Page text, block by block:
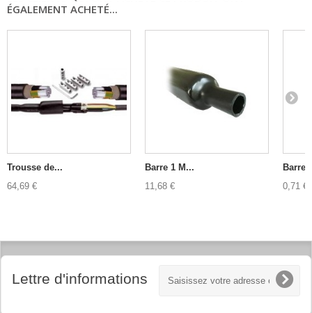
ÉGALEMENT ACHETÉ...
Trousse de...
64,69 €
Barre 1 M...
11,68 €
Barre
0,71 €
Lettre d'informations